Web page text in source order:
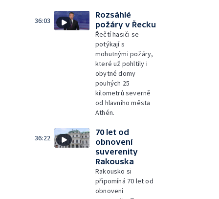
36:03
Rozsáhlé
požáry v Řecku
Řečtí hasiči se
potýkají s
mohutnými požáry,
které už pohltily i
obytné domy
pouhých 25
kilometrů severně
od hlavního města
Athén.
36:22
70 let od
obnovení
suverenity
Rakouska
Rakousko si
připomíná 70 let od
obnovení